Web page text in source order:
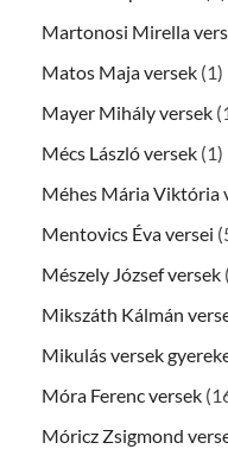
Martonosi Mirella
Matos Maja versek (1)
Mayer Mihály versek
Mécs László versek (1)
Méhes Mária Viktória
Mentovics Éva versei
Mészely József versek
Mikszáth Kálmán
Mikulás versek
Móra Ferenc versek
Móricz Zsigmond